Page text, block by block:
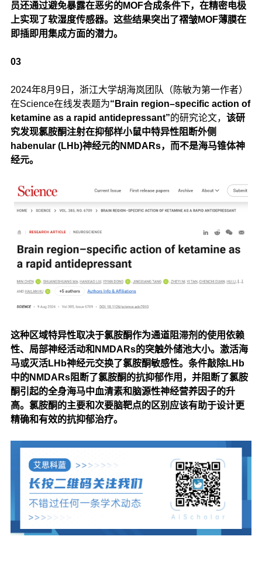
员还通过避免暴露在恶劣的MOF合成条件下，在精密电极
上实现了软湿度传感器。这些结果突出了褶皱MOF薄膜在
即插即用集成方面的潜力。
03
2024年8月9日，浙江大学胡海岚团队（陈敏为第一作者）
在Science在线发表题为“Brain region–specific action of
ketamine as a rapid antidepressant”的研究论文， 该研
究发现氯胺酮注射在抑郁样小鼠中特异性阻断外侧
habenular (LHb)神经元的NMDARs，而不是海马锥体神
经元。
这种区域特异性取决于氯胺酮作为通道阻滞剂的使用依赖
性、局部神经活动和NMDARs的突触外储池大小。激活海
马或灭活LHb神经元交换了氯胺酮敏感性。条件敲除LHb
中的NMDARs阻断了氯胺酮的抗抑郁作用，并阻断了氯胺
酮引起的全身海马中血清素和脑源性神经营养因子的升
高。 氯胺酮的主要和次要脑靶点的区别应该有助于设计更
精确和有效的抗抑郁治疗。